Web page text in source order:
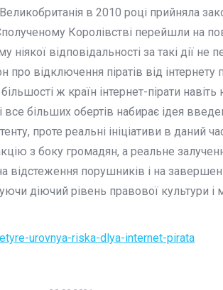
в 2010 році прийняла
Королівстві перейшли на
відповідальності за такі дії
відключення піратів від інтернету
ж країн інтернет-пірати
більших обертів набирає ідея
проте реальні ініціативи в даний
з боку громадян, а реальне
відстеження порушників і на
діючий рівень правової культури і
urovnya-riska-dlya-internet-pirata